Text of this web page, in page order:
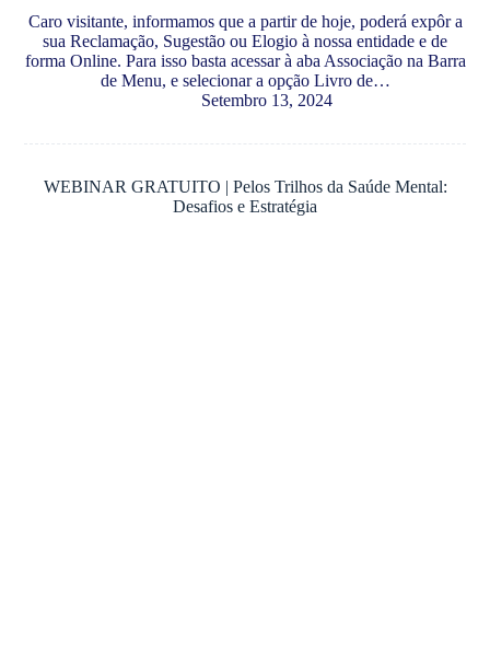
Caro visitante, informamos que a partir de hoje, poderá expôr a
sua Reclamação, Sugestão ou Elogio à nossa entidade e de
forma Online. Para isso basta acessar à aba Associação na Barra
de Menu, e selecionar a opção Livro de…
Setembro 13, 2024
WEBINAR GRATUITO | Pelos Trilhos da Saúde Mental:
Desafios e Estratégia